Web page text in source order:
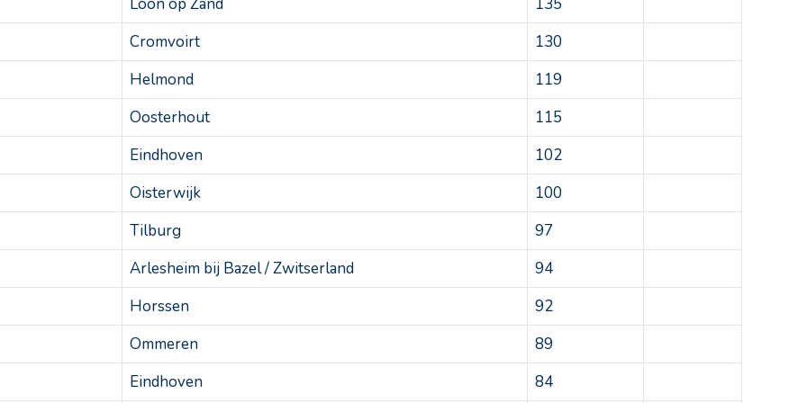
Cromvoirt
130
Helmond
119
Oosterhout
115
Eindhoven
102
Oisterwijk
100
Tilburg
97
Arlesheim bij Bazel / Zwitserland
94
Horssen
92
Ommeren
89
Eindhoven
84